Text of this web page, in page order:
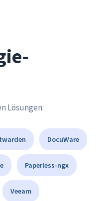
Lösungen:
DocuWare
Paperless-ngx
Veeam